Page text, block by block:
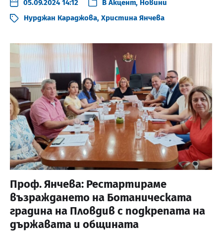
05.09.2024 14:12 В Акцент, Новини
Нурджан Караджова, Христина Янчева
Проф. Янчева: Рестартираме
възраждането на Ботаническата
градина на Пловдив с подкрепата на
държавата и общината